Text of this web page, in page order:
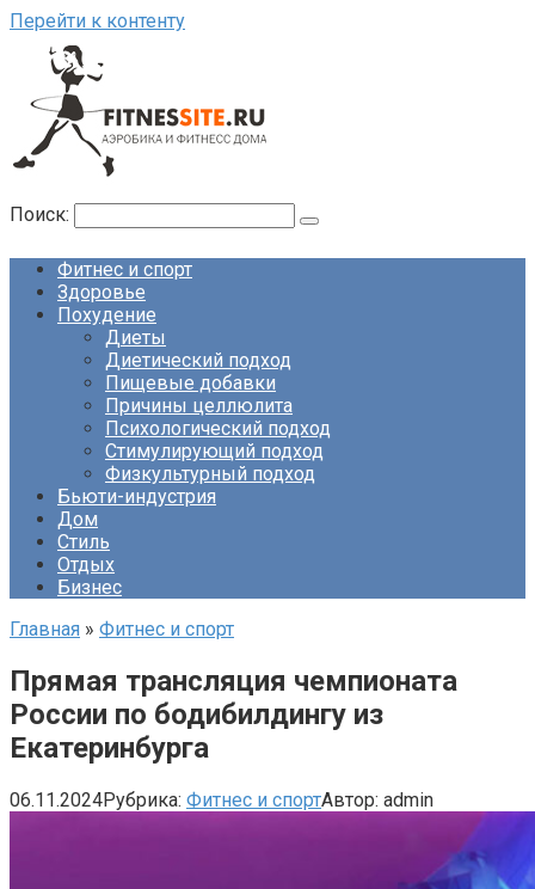
Перейти к контенту
Поиск:
Фитнес и спорт
Здоровье
Похудение
Диеты
Диетический подход
Пищевые добавки
Причины целлюлита
Психологический подход
Стимулирующий подход
Физкультурный подход
Бьюти-индустрия
Дом
Стиль
Отдых
Бизнес
Главная » Фитнес и спорт
Прямая трансляция чемпионата
России по бодибилдингу из
Екатеринбурга
06.11.2024Рубрика: Фитнес и спортАвтор: admin